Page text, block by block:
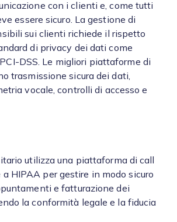
con i clienti e, come tutti
essere sicuro. La gestione di
sui clienti richiede il rispetto
di privacy dei dati come
DSS. Le migliori piattaforme di
trasmissione sicura dei dati,
vocale, controlli di accesso e
utilizza una piattaforma di call
HIPAA per gestire in modo sicuro
e fatturazione dei
la conformità legale e la fiducia